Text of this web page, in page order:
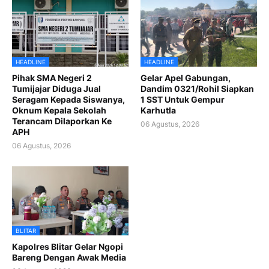
HEADLINE
Pihak SMA Negeri 2
Tumijajar Diduga Jual
Seragam Kepada Siswanya,
Oknum Kepala Sekolah
Terancam Dilaporkan Ke
APH
06 Agustus, 2026
HEADLINE
Gelar Apel Gabungan,
Dandim 0321/Rohil Siapkan
1 SST Untuk Gempur
Karhutla
06 Agustus, 2026
BLITAR
Kapolres Blitar Gelar Ngopi
Bareng Dengan Awak Media